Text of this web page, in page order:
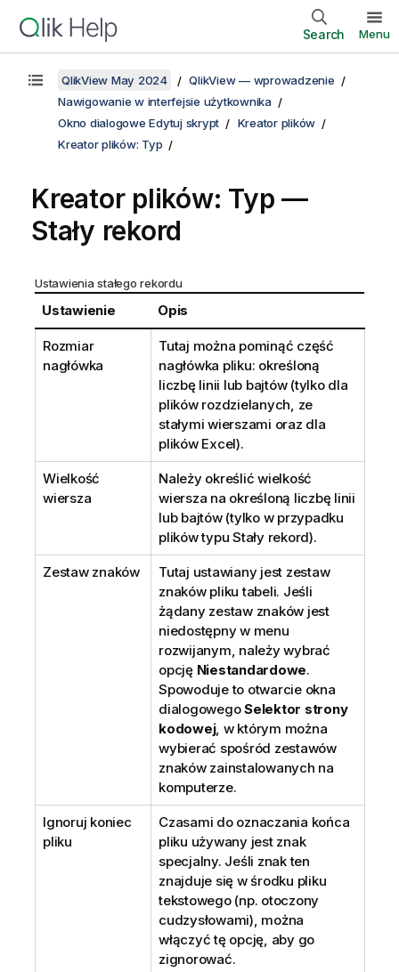
Search Menu
QlikView May 2024
QlikView — wprowadzenie
Nawigowanie w interfejsie użytkownika
Okno dialogowe Edytuj skrypt
Kreator plików
Kreator plików: Typ
Kreator plików: Typ —
Stały rekord
Ustawienia stałego rekordu
Ustawienie Opis
Rozmiar
nagłówka
Tutaj można pominąć część
nagłówka pliku: określoną
liczbę linii lub bajtów (tylko dla
plików rozdzielanych, ze
stałymi wierszami oraz dla
plików Excel).
Wielkość
wiersza
Należy określić wielkość
wiersza na określoną liczbę linii
lub bajtów (tylko w przypadku
plików typu Stały rekord).
Zestaw znaków
Tutaj ustawiany jest zestaw
znaków pliku tabeli. Jeśli
żądany zestaw znaków jest
niedostępny w menu
rozwijanym, należy wybrać
opcję Niestandardowe.
Spowoduje to otwarcie okna
dialogowegoSelektor strony
kodowej, w którym można
wybierać spośród zestawów
znaków zainstalowanych na
komputerze.
Ignoruj koniec
pliku
Czasami do oznaczania końca
pliku używany jest znak
specjalny. Jeśli znak ten
znajduje się w środku pliku
tekstowego (np. otoczony
cudzysłowami), można
włączyć tę opcję, aby go
zignorować.